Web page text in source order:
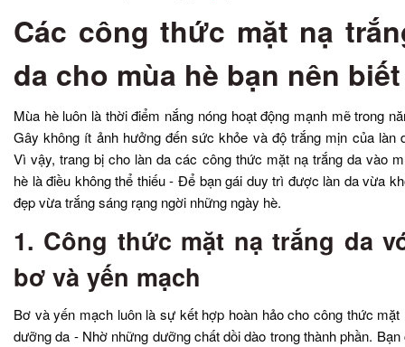
Các công thức mặt nạ
da cho mùa hè bạn nên biết
Mùa hè luôn là thời điểm nắng nóng hoạt động mạnh mẽ trong
Gây không ít ảnh hưởng đến sức khỏe và độ trắng mịn của làn
Vì vậy, trang bị cho làn da các công thức mặt nạ trắng da vào
hè là điều không thể thiếu - Để bạn gái duy trì được làn da vừa
đẹp vừa trắng sáng rạng ngời những ngày hè.
1. Công thức mặt nạ trắng da
bơ và yến mạch
Bơ và yến mạch luôn là sự kết hợp hoàn hảo cho công thức mặt
dưỡng da - Nhờ những dưỡng chất dồi dào trong thành phần. Bạn